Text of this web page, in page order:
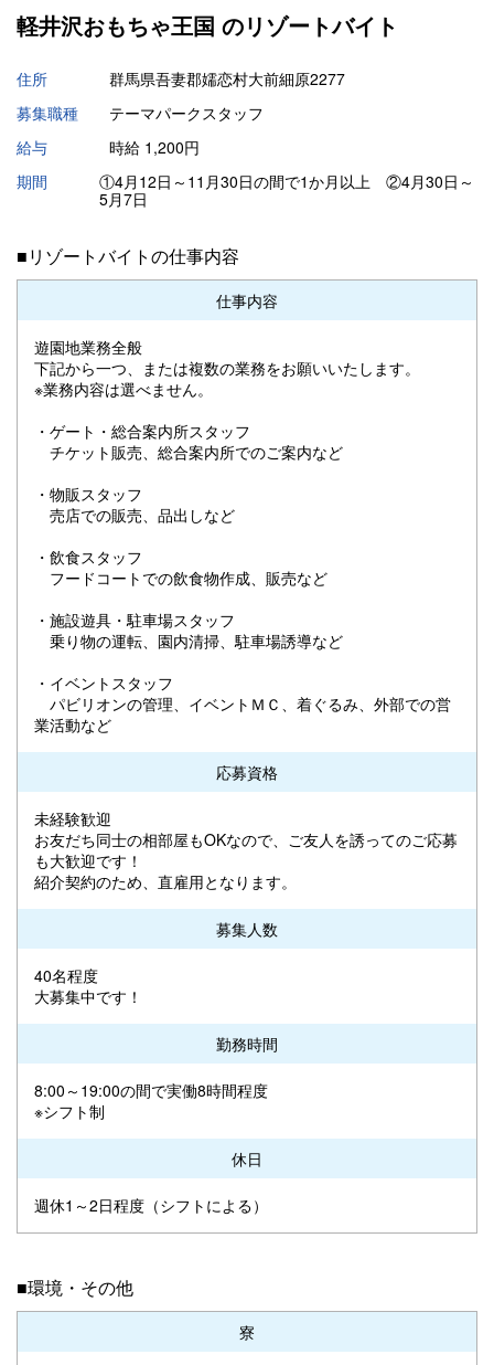
軽井沢おもちゃ王国 のリゾートバイト
住所
群馬県吾妻郡嬬恋村大前細原2277
募集職種
テーマパークスタッフ
給与
時給 1,200円
期間
①4月12日～11月30日の間で1か月以上 ②4月30日～
5月7日
■リゾートバイトの仕事内容
仕事内容
遊園地業務全般
下記から一つ、または複数の業務をお願いいたします。
※業務内容は選べません。
・ゲート・総合案内所スタッフ
チケット販売、総合案内所でのご案内など
・物販スタッフ
売店での販売、品出しなど
・飲食スタッフ
フードコートでの飲食物作成、販売など
・施設遊具・駐車場スタッフ
乗り物の運転、園内清掃、駐車場誘導など
・イベントスタッフ
パビリオンの管理、イベントＭＣ、着ぐるみ、外部での営
業活動など
応募資格
未経験歓迎
お友だち同士の相部屋もOKなので、ご友人を誘ってのご応募
も大歓迎です！
紹介契約のため、直雇用となります。
募集人数
40名程度
大募集中です！
勤務時間
8:00～19:00の間で実働8時間程度
※シフト制
休日
週休1～2日程度（シフトによる）
■環境・その他
寮